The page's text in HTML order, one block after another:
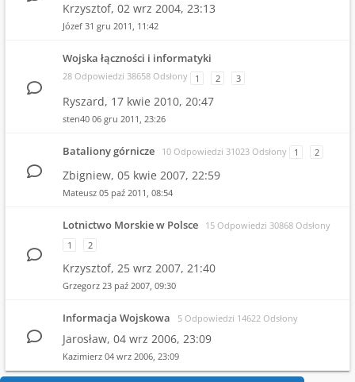
Krzysztof, 02 wrz 2004, 23:13
Józef 31 gru 2011, 11:42
Wojska łączności i informatyki
28 Odpowiedzi 38658 Odsłony 1 2 3
Ryszard, 17 kwie 2010, 20:47
sten40 06 gru 2011, 23:26
Bataliony górnicze 10 Odpowiedzi 31023 Odsłony 1 2
Zbigniew, 05 kwie 2007, 22:59
Mateusz 05 paź 2011, 08:54
Lotnictwo Morskie w Polsce
15 Odpowiedzi 30868 Odsłony
1
2
Krzysztof, 25 wrz 2007, 21:40
Grzegorz 23 paź 2007, 09:30
Informacja Wojskowa 5 Odpowiedzi 14622 Odsłony
Jarosław, 04 wrz 2006, 23:09
Kazimierz 04 wrz 2006, 23:09